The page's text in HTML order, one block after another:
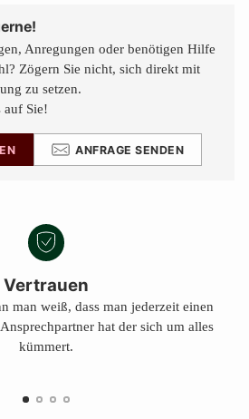
Anregungen oder benötigen Hilfe
Zögern Sie nicht, sich direkt mit
zu setzen.
auf Sie!
ANFRAGE SENDEN
Vertrauen
man weiß, dass man jederzeit einen
hat der sich um alles
kümmert.